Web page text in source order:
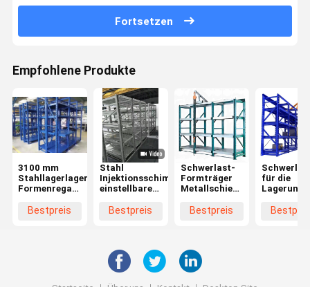
Fortsetzen
Empfohlene Produkte
3100 mm
Stahllagerlager-
Formenregal
verstellbarem
Bestpreis
Stahl
Injektionsschimmellager,
einstellbare
Schichten
Bestpreis
Schwerlast-
Formträger
Metallschiebefach
Spritzgussregale
Bestpreis
für die
Lagerung
von